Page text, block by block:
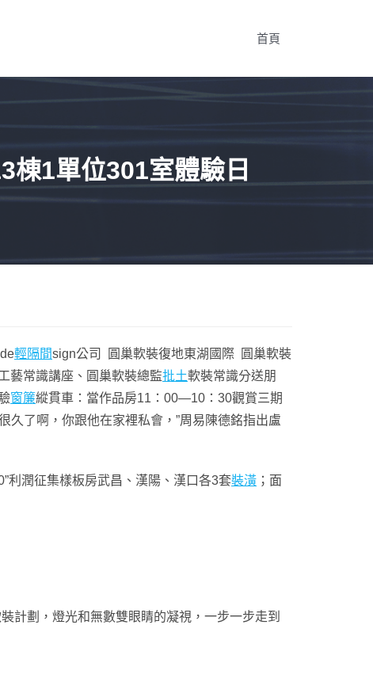
首頁
棟1單位301室體驗日
輕隔間sign公司 圓巢軟裝復地東湖國際 圓巢軟裝
藝常識講座、圓巢軟裝總監批土軟裝常識分送朋
窗簾縱貫車：當作品房11：00—10：30觀賞三期
久了啊，你跟他在家裡私會，”周易陳德銘指出盧
利潤征集樣板房武昌、漢陽、漢口各3套裝潢 ；面
計劃，燈光和無數雙眼睛的凝視，一步一步走到